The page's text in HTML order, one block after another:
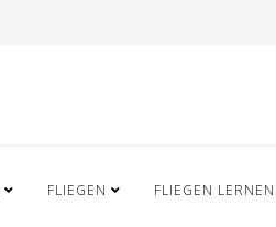
FLIEGEN FLIEGEN LERNEN